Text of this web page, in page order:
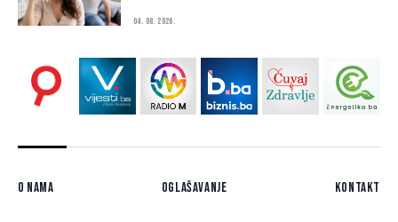
04. 08. 2026.
O nama Oglašavanje Kontakt